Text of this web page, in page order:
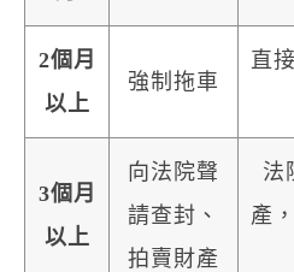
2個月
以上
強制拖車
直
3個月
以上
向法院聲
請查封、
拍賣財產
法
產